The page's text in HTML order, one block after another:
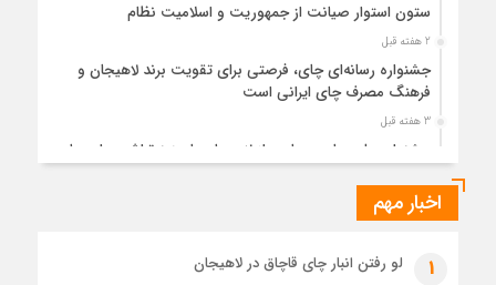
ستون استوار صیانت از جمهوریت و اسلامیت نظام
2 هفته قبل
جشنواره رسانه‌ای چای، فرصتی برای تقویت برند لاهیجان و
فرهنگ مصرف چای ایرانی است
3 هفته قبل
جشنواره ملی چای، حمایت از لاهیجان یا هزینه‌تراشی برای چای
3 هفته قبل
3 هفته قبل
اخبار مهم
1 لو رفتن انبار چای قاچاق در لاهیجان